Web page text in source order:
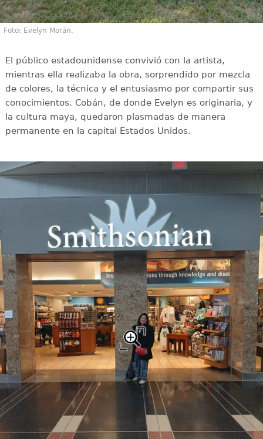
Foto: Evelyn Morán.
El público estadounidense convivió con la artista,
mientras ella realizaba la obra, sorprendido por mezcla
de colores, la técnica y el entusiasmo por compartir sus
conocimientos. Cobán, de donde Evelyn es originaria, y
la cultura maya, quedaron plasmadas de manera
permanente en la capital Estados Unidos.